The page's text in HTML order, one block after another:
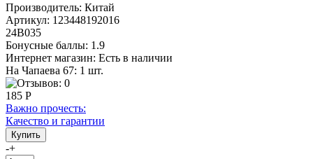
Производитель: Китай
Артикул: 123448192016
24В035
Бонусные баллы: 1.9
Интернет магазин: Есть в наличии
На Чапаева 67: 1 шт.
185 Р
Важно прочесть:
Качество и гарантии
-+